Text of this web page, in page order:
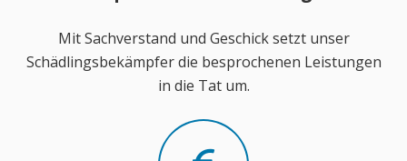
Mit Sachverstand und Geschick setzt unser
Schädlingsbekämpfer die besprochenen Leistungen
in die Tat um.